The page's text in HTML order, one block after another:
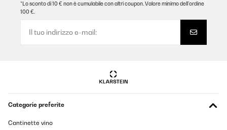
*Lo sconto di 10 € non è cumulabile con altri coupon. Valore minimo dell’ordine
100 €.
Categorie preferite
Cantinette vino